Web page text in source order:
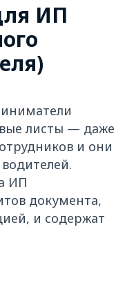
ИП
листы — даже
и они
ИП
документа,
и содержат